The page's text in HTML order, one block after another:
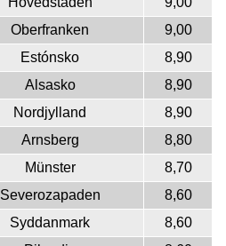
Oberfranken
9,00
Estónsko
8,90
Alsasko
8,90
Nordjylland
8,90
Arnsberg
8,80
Münster
8,70
Severozapaden
8,60
Syddanmark
8,60